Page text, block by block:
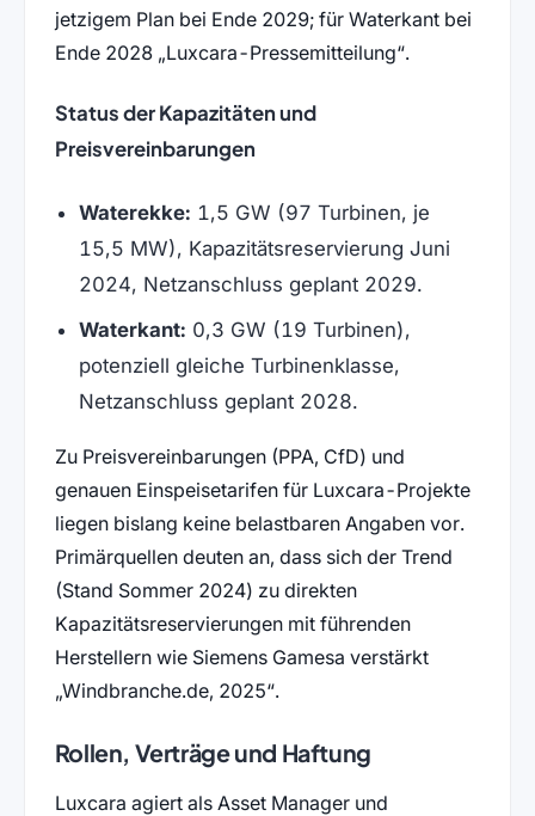
jetzigem Plan bei Ende 2029; für Waterkant bei
Ende 2028 Luxcara-Pressemitteilung .
Status der Kapazitäten und
Preisvereinbarungen
Waterekke: 1,5 GW (97 Turbinen, je
15,5 MW), Kapazitätsreservierung Juni
2024, Netzanschluss geplant 2029.
Waterkant: 0,3 GW (19 Turbinen),
potenziell gleiche Turbinenklasse,
Netzanschluss geplant 2028.
Zu Preisvereinbarungen (PPA, CfD) und
genauen Einspeisetarifen für Luxcara-Projekte
liegen bislang keine belastbaren Angaben vor.
Primärquellen deuten an, dass sich der Trend
(Stand Sommer 2024) zu direkten
Kapazitätsreservierungen mit führenden
Herstellern wie Siemens Gamesa verstärkt
Windbranche.de, 2025 .
Rollen, Verträge und Haftung
Luxcara agiert als Asset Manager und